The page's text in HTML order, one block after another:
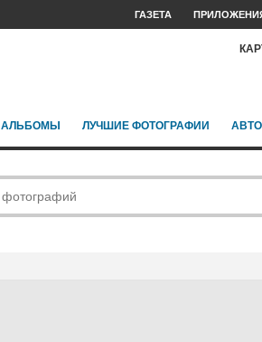
ГАЗЕТА
АЛЬБОМЫ ЛУЧШИЕ ФОТОГРАФИИ